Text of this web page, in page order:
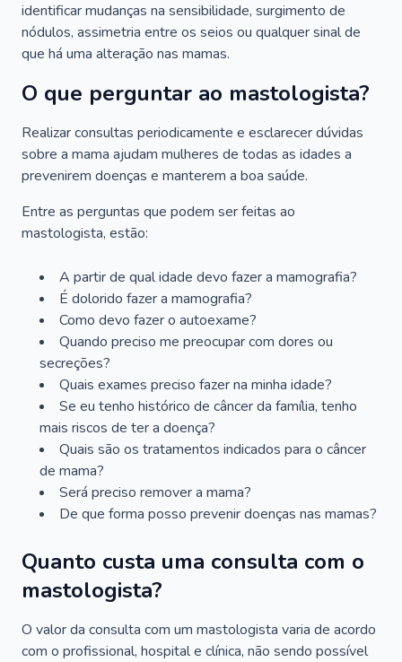
identificar mudanças na sensibilidade, surgimento de
nódulos, assimetria entre os seios ou qualquer sinal de
que há uma alteração nas mamas.
O que perguntar ao mastologista?
Realizar consultas periodicamente e esclarecer dúvidas
sobre a mama ajudam mulheres de todas as idades a
prevenirem doenças e manterem a boa saúde.
Entre as perguntas que podem ser feitas ao
mastologista, estão:
A partir de qual idade devo fazer a mamografia?
É dolorido fazer a mamografia?
Como devo fazer o autoexame?
Quando preciso me preocupar com dores ou
secreções?
Quais exames preciso fazer na minha idade?
Se eu tenho histórico de câncer da família, tenho
mais riscos de ter a doença?
Quais são os tratamentos indicados para o câncer
de mama?
Será preciso remover a mama?
De que forma posso prevenir doenças nas mamas?
Quanto custa uma consulta com o
mastologista?
O valor da consulta com um mastologista varia de acordo
com o profissional, hospital e clínica, não sendo possível